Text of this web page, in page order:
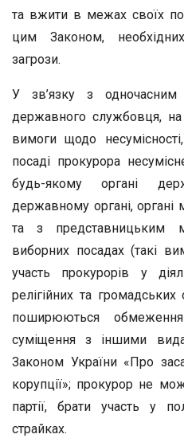
та вжити в межах своїх
цим Законом,
загрози.
У зв’язку з одночасним
державного службовця,
вимоги щодо
посаді прокурора
будь-якому органі
державному органі, органі
та з представницьким
виборних посадах (такі
участь прокурорів у
релігійних та громадських
поширюються
суміщення з іншими
Законом України «Про
корупції»; прокурор не
партії, брати участь у
страйках.